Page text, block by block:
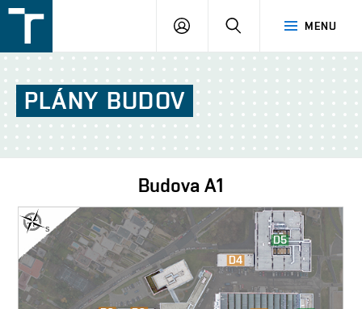
v
Brně
MENU
PŘIHLÁŠENÍ
PLÁNY BUDOV
Budova A1